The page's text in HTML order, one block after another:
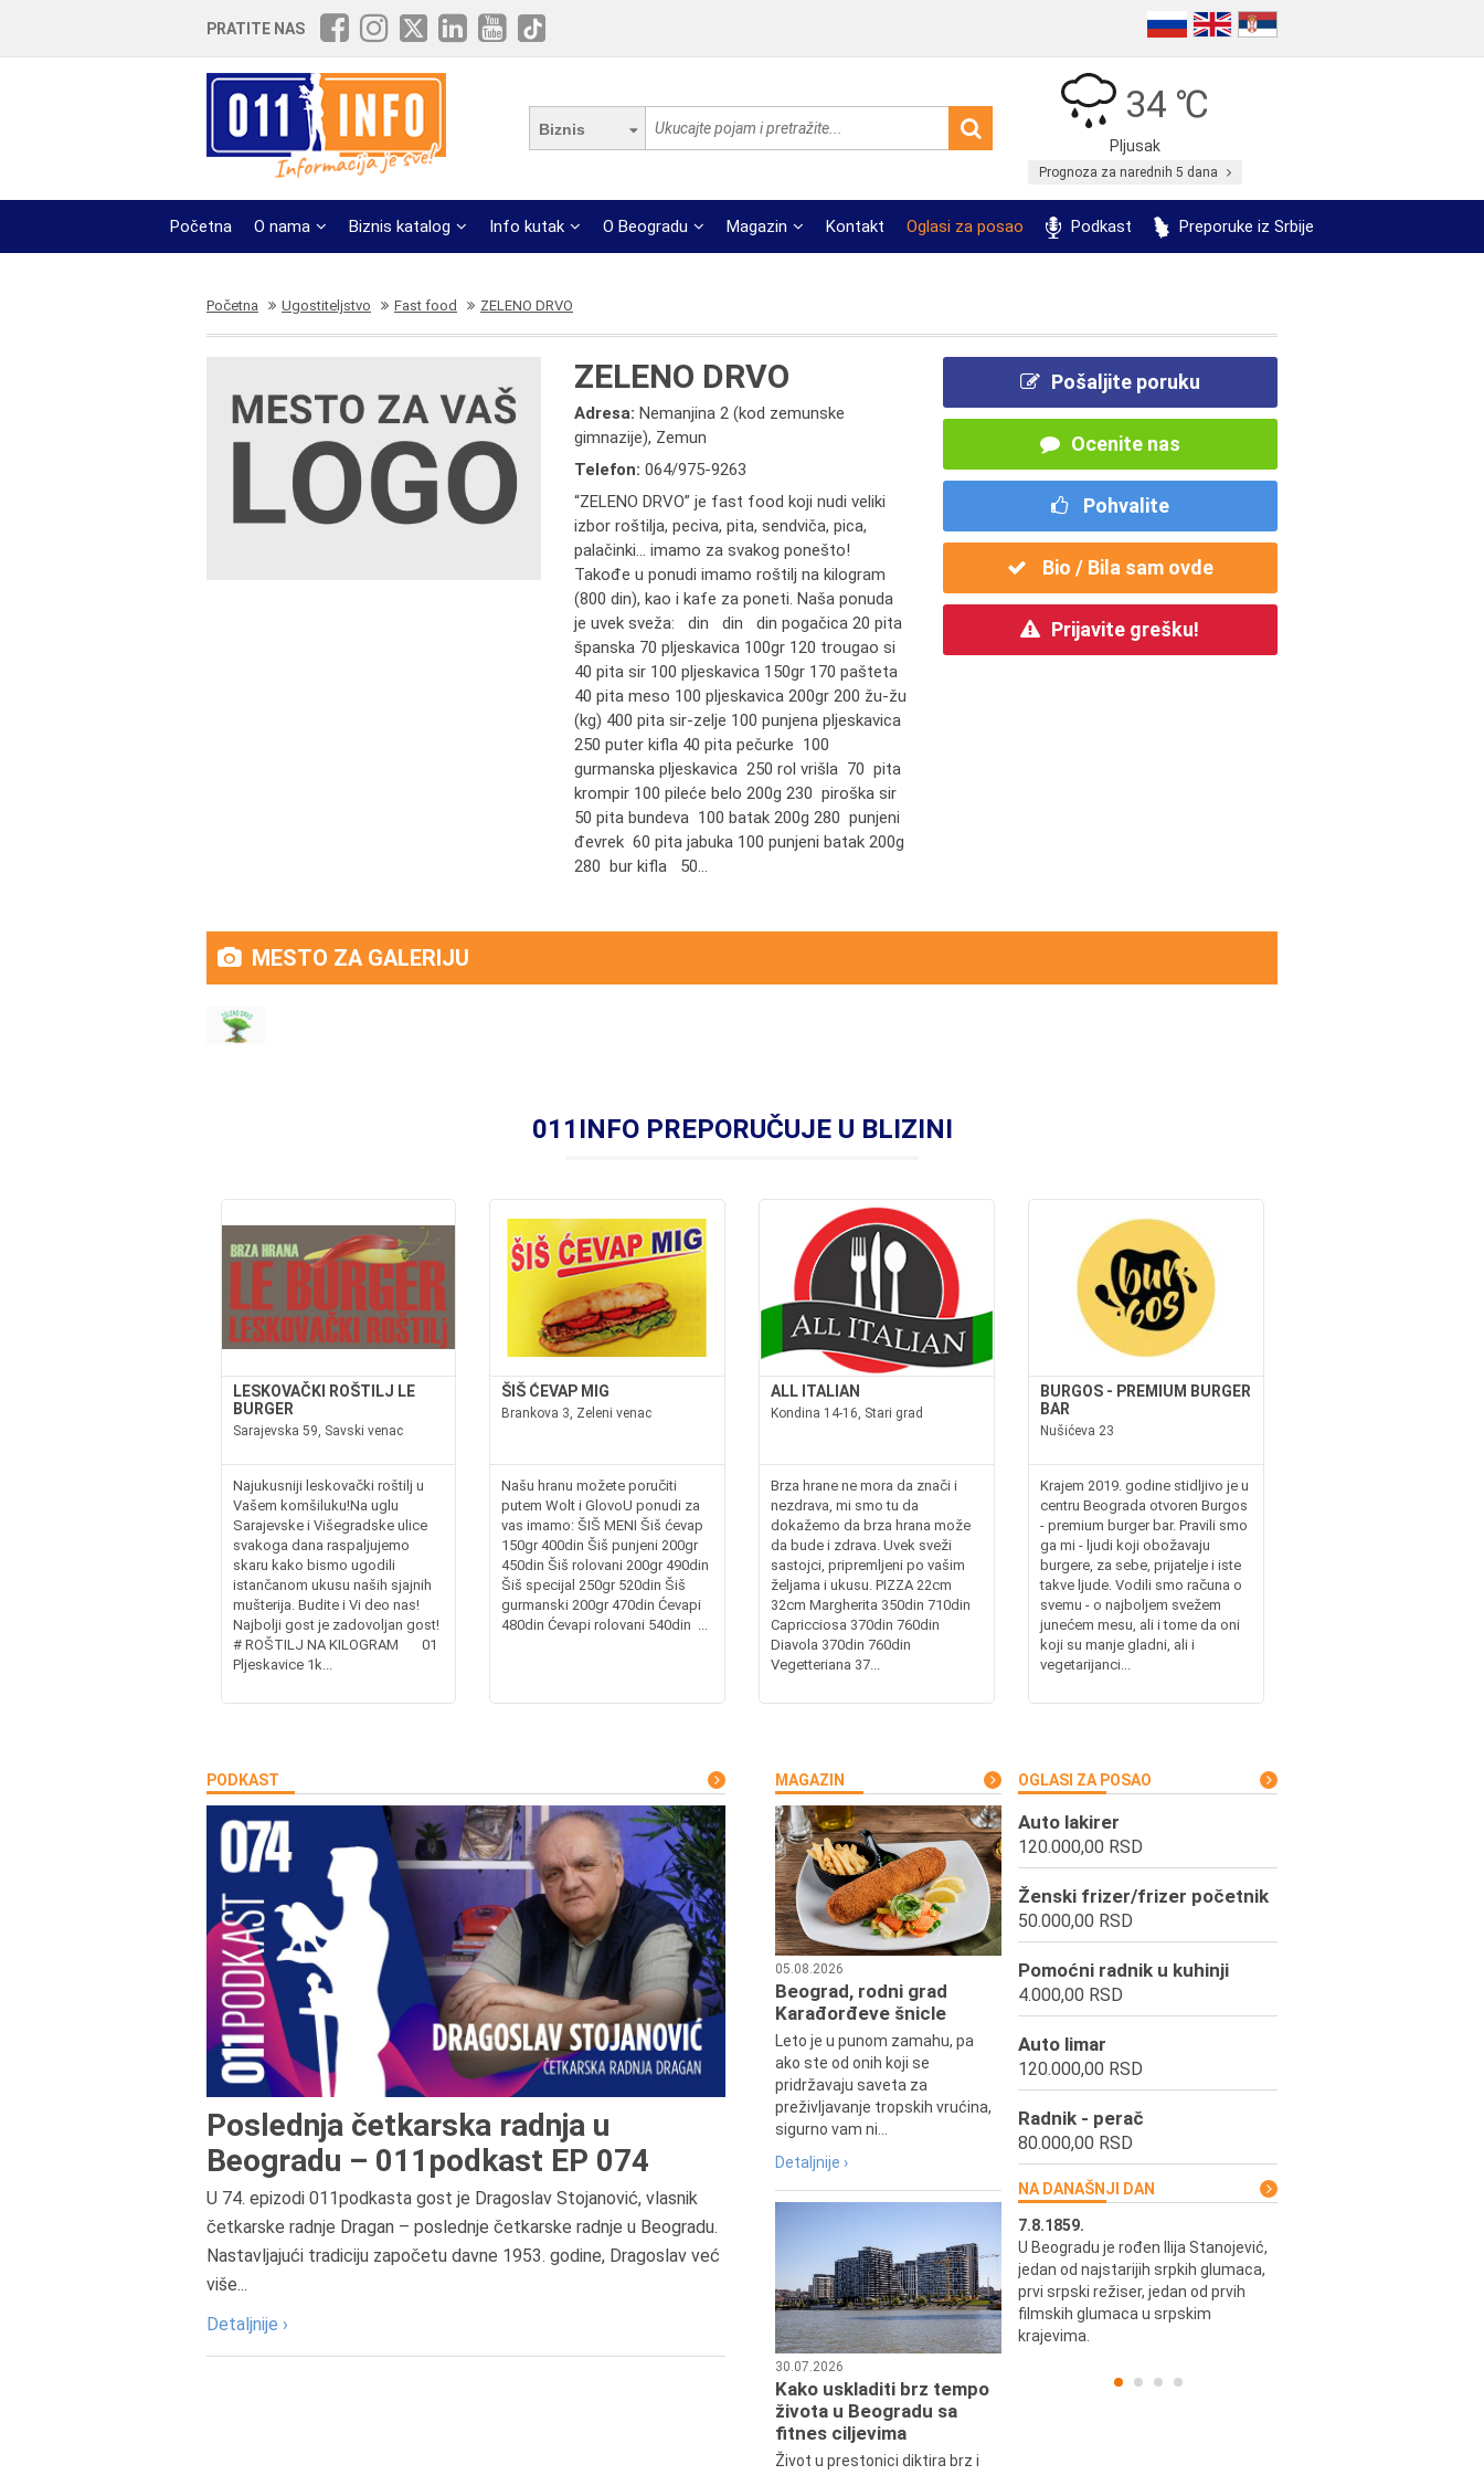
PRATITE NAS
Biznis
34 ℃
Pljusak
Prognoza za narednih 5 dana
Početna O nama Biznis katalog Info kutak O Beogradu Magazin Kontakt Oglasi za posao Podkast Preporuke iz Srbije
Početna Ugostiteljstvo Fast food ZELENO DRVO
ZELENO DRVO
Adresa:Nemanjina 2 (kod zemunske
gimnazije), Zemun
Telefon:064/975-9263
“ZELENO DRVO” je fast food koji nudi veliki
izbor roštilja, peciva, pita, sendviča, pica,
palačinki... imamo za svakog ponešto!
Takođe u ponudi imamo roštilj na kilogram
(800 din), kao i kafe za poneti. Naša ponuda
je uvek sveža: din din din pogačica 20 pita
španska 70 pljeskavica 100gr 120 trougao si
40 pita sir 100 pljeskavica 150gr 170 pašteta
40 pita meso 100 pljeskavica 200gr 200 žu-žu
(kg) 400 pita sir-zelje 100 punjena pljeskavica
250 puter kifla 40 pita pečurke 100
gurmanska pljeskavica 250 rol vrišla 70 pita
krompir 100 pileće belo 200g 230 piroška sir
50 pita bundeva 100 batak 200g 280 punjeni
đevrek 60 pita jabuka 100 punjeni batak 200g
280 bur kifla 50...
Pošaljite poruku
Ocenite nas
Pohvalite
Bio / Bila sam ovde
Prijavite grešku!
MESTO ZA GALERIJU
011INFO PREPORUČUJE U BLIZINI
LESKOVAČKI ROŠTILJ LE
BURGER
Sarajevska 59, Savski venac
Najukusniji leskovački roštilj u
Vašem komšiluku!Na uglu
Sarajevske i Višegradske ulice
svakoga dana raspaljujemo
skaru kako bismo ugodili
istančanom ukusu naših sjajnih
mušterija. Budite i Vi deo nas!
Najbolji gost je zadovoljan gost!
# ROŠTILJ NA KILOGRAM 01
Pljeskavice 1k...
ŠIŠ ĆEVAP MIG
Brankova 3, Zeleni venac
Našu hranu možete poručiti
putem Wolt i GlovoU ponudi za
vas imamo: ŠIŠ MENI Šiš ćevap
150gr 400din Šiš punjeni 200gr
450din Šiš rolovani 200gr 490din
Šiš specijal 250gr 520din Šiš
gurmanski 200gr 470din Ćevapi
480din Ćevapi rolovani 540din ...
ALL ITALIAN
Kondina 14-16, Stari grad
Brza hrane ne mora da znači i
nezdrava, mi smo tu da
dokažemo da brza hrana može
da bude i zdrava. Uvek sveži
sastojci, pripremljeni po vašim
željama i ukusu. PIZZA 22cm
32cm Margherita 350din 710din
Capricciosa 370din 760din
Diavola 370din 760din
Vegetteriana 37...
BURGOS - PREMIUM BURGER
BAR
Nušićeva 23
Krajem 2019. godine stidljivo je u
centru Beograda otvoren Burgos
- premium burger bar. Pravili smo
ga mi - ljudi koji obožavaju
burgere, za sebe, prijatelje i iste
takve ljude. Vodili smo računa o
svemu - o najboljem svežem
junećem mesu, ali i tome da oni
koji su manje gladni, ali i
vegetarijanci...
PODKAST
Poslednja četkarska radnja u
Beogradu – 011podkast EP 074
U 74. epizodi 011podkasta gost je Dragoslav Stojanović, vlasnik
četkarske radnje Dragan – poslednje četkarske radnje u Beogradu.
Nastavljajući tradiciju započetu davne 1953. godine, Dragoslav već
više...
Detaljnije ›
MAGAZIN
05.08.2026
Beograd, rodni grad
Karađorđeve šnicle
Leto je u punom zamahu, pa
ako ste od onih koji se
pridržavaju saveta za
preživljavanje tropskih vrućina,
sigurno vam ni...
Detaljnije ›
30.07.2026
Kako uskladiti brz tempo
života u Beogradu sa
fitnes ciljevima
Život u prestonici diktira brz i
OGLASI ZA POSAO
Auto lakirer
120.000,00 RSD
Ženski frizer/frizer početnik
50.000,00 RSD
Pomoćni radnik u kuhinji
4.000,00 RSD
Auto limar
120.000,00 RSD
Radnik - perač
80.000,00 RSD
NA DANAŠNJI DAN
Preminula je Đurđija Cvetić,
pozorišna, filmska i TV glumica.
7.8.1859.
U Beogradu je rođen Ilija Stanojević,
jedan od najstarijih srpkih glumaca,
prvi srpski režiser, jedan od prvih
filmskih glumaca u srpskim
krajevima.